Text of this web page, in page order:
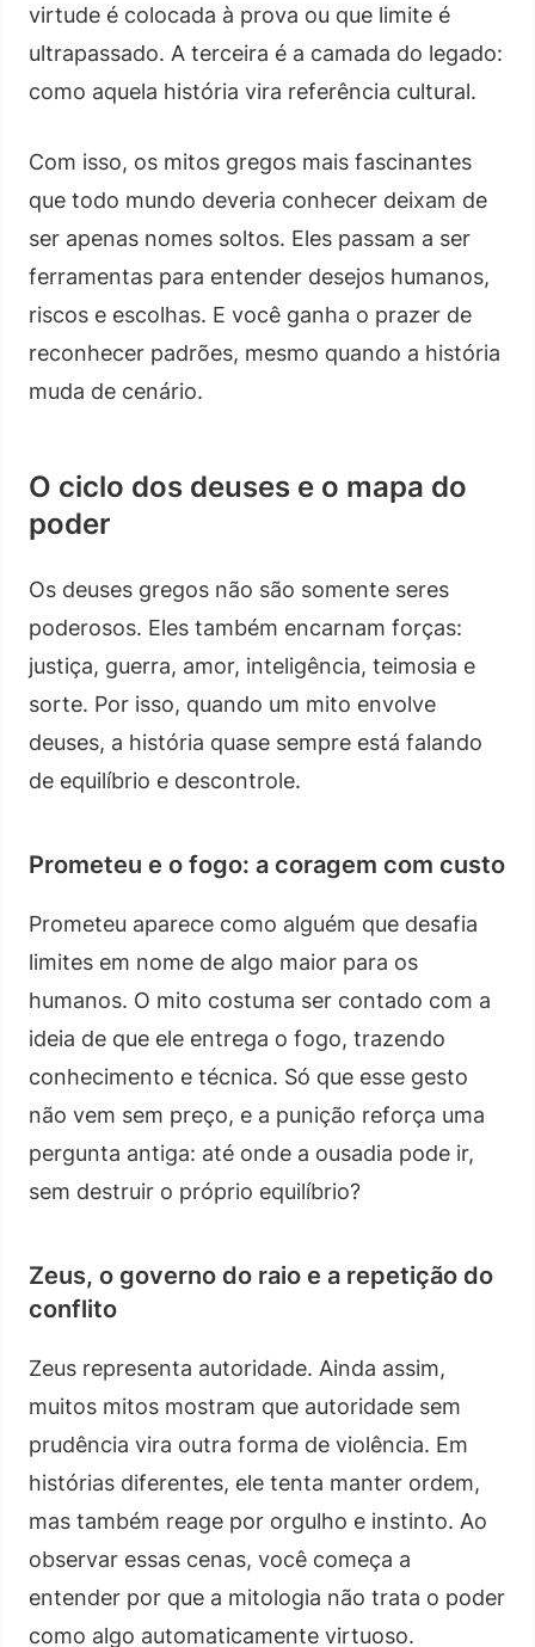
virtude é colocada à prova ou que limite é
ultrapassado. A terceira é a camada do legado:
como aquela história vira referência cultural.
Com isso, os mitos gregos mais fascinantes
que todo mundo deveria conhecer deixam de
ser apenas nomes soltos. Eles passam a ser
ferramentas para entender desejos humanos,
riscos e escolhas. E você ganha o prazer de
reconhecer padrões, mesmo quando a história
muda de cenário.
O ciclo dos deuses e o mapa do
poder
Os deuses gregos não são somente seres
poderosos. Eles também encarnam forças:
justiça, guerra, amor, inteligência, teimosia e
sorte. Por isso, quando um mito envolve
deuses, a história quase sempre está falando
de equilíbrio e descontrole.
Prometeu e o fogo: a coragem com custo
Prometeu aparece como alguém que desafia
limites em nome de algo maior para os
humanos. O mito costuma ser contado com a
ideia de que ele entrega o fogo, trazendo
conhecimento e técnica. Só que esse gesto
não vem sem preço, e a punição reforça uma
pergunta antiga: até onde a ousadia pode ir,
sem destruir o próprio equilíbrio?
Zeus, o governo do raio e a repetição do
conflito
Zeus representa autoridade. Ainda assim,
muitos mitos mostram que autoridade sem
prudência vira outra forma de violência. Em
histórias diferentes, ele tenta manter ordem,
mas também reage por orgulho e instinto. Ao
observar essas cenas, você começa a
entender por que a mitologia não trata o poder
como algo automaticamente virtuoso.